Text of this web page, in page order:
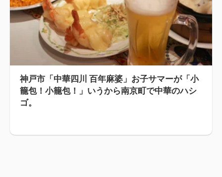
神戸市「中華四川 百年麻婆」お子サマーが「小
籠包！小籠包！」いうから南京町で中華のハシ
ゴ。